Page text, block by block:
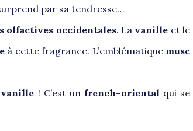
par sa tendresse…
olfactives occidentales. La vanille et le
à cette fragrance. L’emblématique musc
! C’est un french–oriental qui se